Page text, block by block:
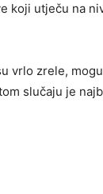
utječu na
vrlo zrele,
slučaju je